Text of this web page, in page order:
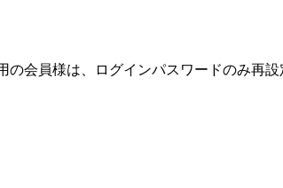
会員様は、ログインパスワードのみ再